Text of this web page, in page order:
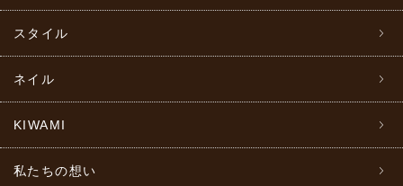
スタイル
ネイル
KIWAMI
私たちの想い